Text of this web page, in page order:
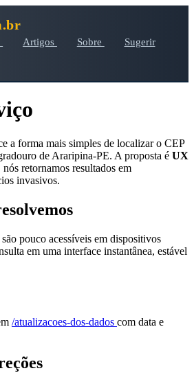
Artigos Sobre
Sugerir
a forma mais simples de localizar o CEP
de Araripina‑PE. A proposta é UX
retornamos resultados em
invasivos.
pouco acessíveis em dispositivos
em uma interface instantânea, estável
/atualizacoes-dos-dados com data e